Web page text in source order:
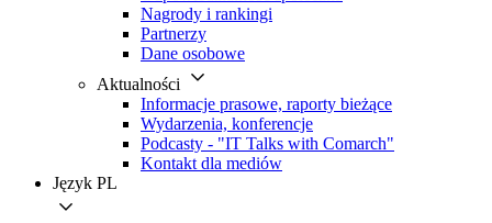
Nagrody i rankingi
Partnerzy
Dane osobowe
Aktualności
Informacje prasowe, raporty bieżące
Wydarzenia, konferencje
Podcasty - "IT Talks with Comarch"
Kontakt dla mediów
Język PL